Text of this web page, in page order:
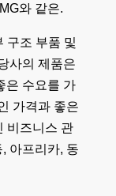
와 같은.
구조 부품 및
사의 제품은
은 수요를 가
가격과 좋은
비즈니스 관
아프리카, 동